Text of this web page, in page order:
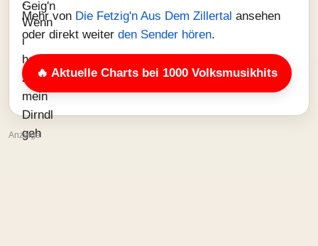
Mehr von Die Fetzig'n Aus Dem Zillertal ansehen
oder direkt weiter den Sender hören.
🔥 Aktuelle Charts bei 1000 Volksmusikhits
Anzeige